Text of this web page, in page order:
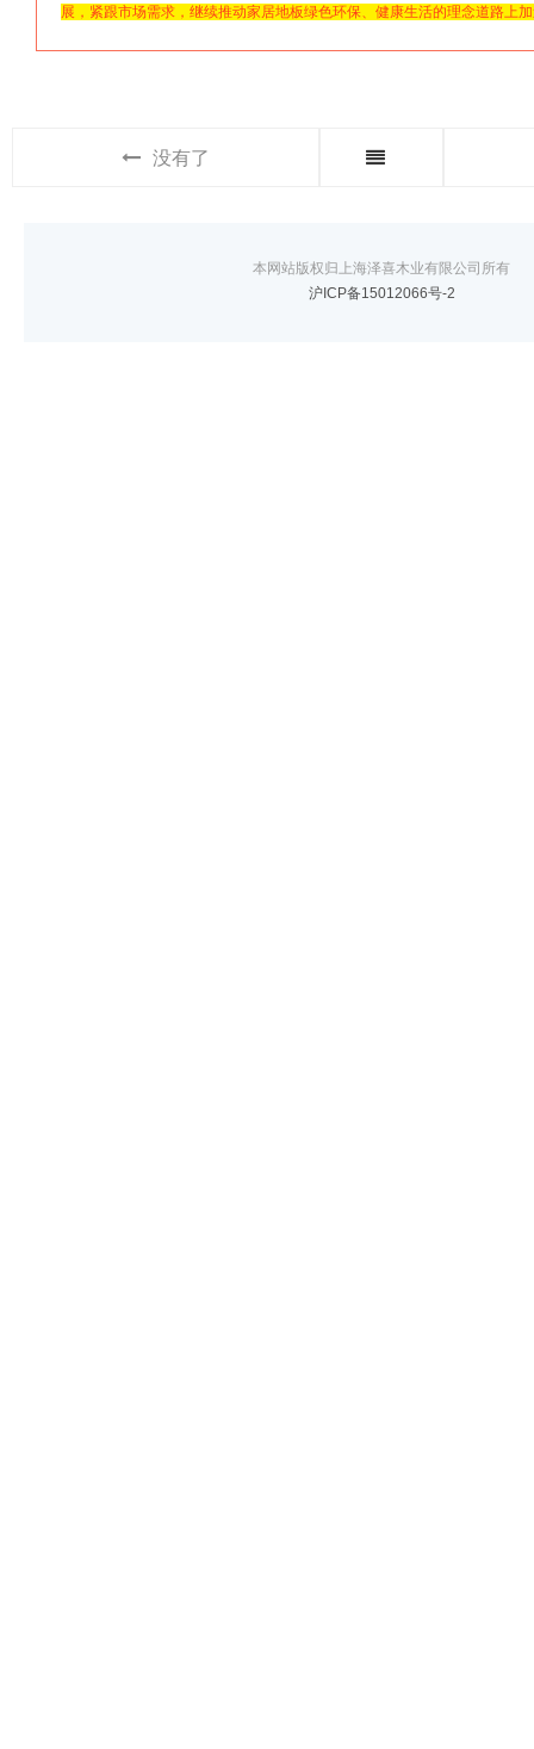
展，紧跟市场需求，继续推动家居地板绿色环保、健康生活的理念道路上
没有了
本网站版权归上海泽喜木业有限公司所有
沪ICP备15012066号-2